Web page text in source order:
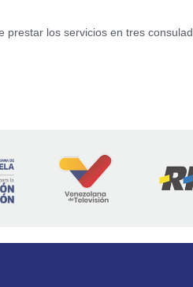
prestar los servicios en tres